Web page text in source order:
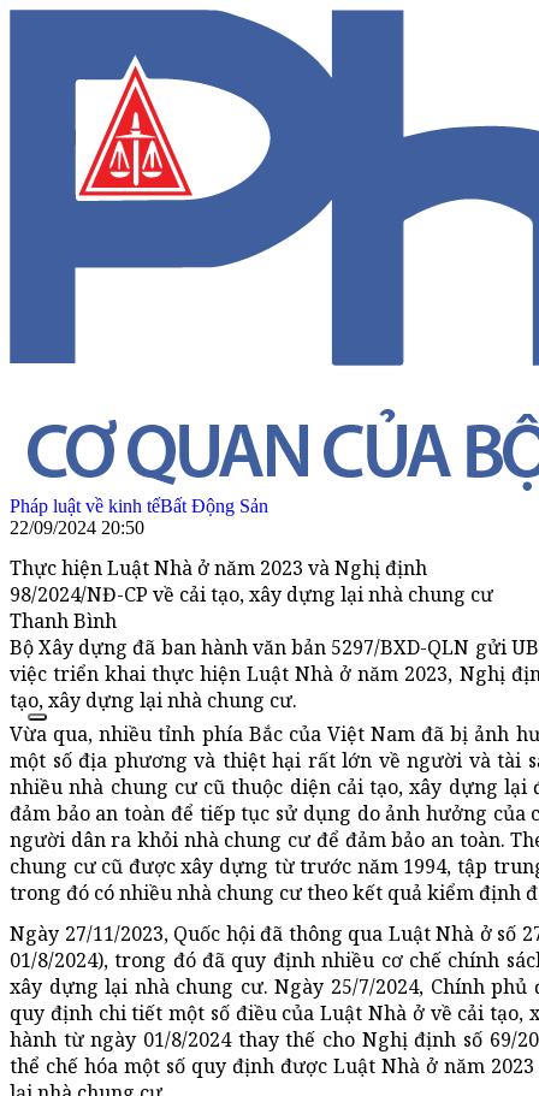
Pháp luật về kinh tếBất Động Sản
22/09/2024 20:50
Thực hiện Luật Nhà ở năm 2023 và Nghị định
98/2024/NĐ-CP về cải tạo, xây dựng lại nhà chung cư
Thanh Bình
Bộ Xây dựng đã ban hành văn bản 5297/BXD-QLN gửi
việc triển khai thực hiện Luật Nhà ở năm 2023, Nghị
tạo, xây dựng lại nhà chung cư.
Vừa qua, nhiều tỉnh phía Bắc của Việt Nam đã bị ảnh
một số địa phương và thiệt hại rất lớn về người và tài
nhiều nhà chung cư cũ thuộc diện cải tạo, xây dựng
đảm bảo an toàn để tiếp tục sử dụng do ảnh hưởng
người dân ra khỏi nhà chung cư để đảm bảo an toàn.
chung cư cũ được xây dựng từ trước năm 1994, tập
trong đó có nhiều nhà chung cư theo kết quả kiểm định
Ngày 27/11/2023, Quốc hội đã thông qua Luật Nhà ở số
01/8/2024), trong đó đã quy định nhiều cơ chế chính
xây dựng lại nhà chung cư. Ngày 25/7/2024, Chính
quy định chi tiết một số điều của Luật Nhà ở về cải
hành từ ngày 01/8/2024 thay thế cho Nghị định số 69/
thể chế hóa một số quy định được Luật Nhà ở năm